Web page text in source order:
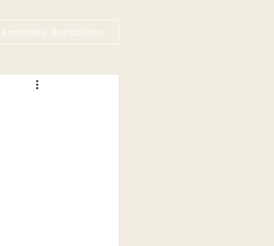
Anmelden/ Registrieren